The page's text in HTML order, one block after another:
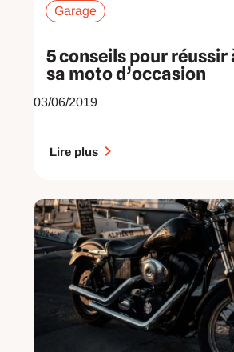
Garage
5 conseils pour réussir
sa moto d’occasion
03/06/2019
Lire plus